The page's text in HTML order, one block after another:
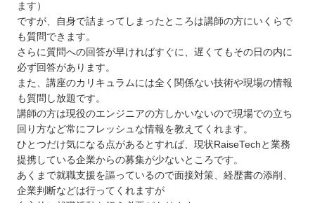
ます）
ですが、自身で詰まってしまったところは講師の方にいくらで
も質問できます。
さらに質問への回答が早ければすぐに、遅くてもその日の内に
必ず回答があります。
また、講座のカリキュラムには全く関係ない技術や現場の情報
も質問し放題です。
講師の方は現役のエンジニアの方しかいないので現場での立ち
回り方など常にフレッシュな情報を教えてくれます。
ひとつだけ気になる点があるとすれば、現状RaiseTechと業務
提携している企業からの募集が少ないところです。
あくまで就職支援を謳っているので面接対策、経歴書の添削、
企業判断などは行ってくれますが